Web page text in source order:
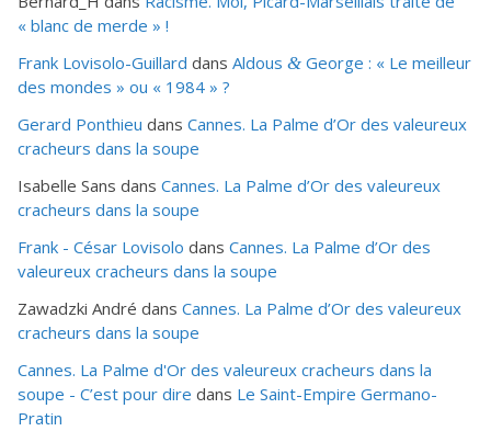
« blanc de merde » !
Frank Lovisolo-Guillard dans Aldous & George : « Le meilleur
des mondes » ou « 1984 » ?
Gerard Ponthieu dans Cannes. La Palme d’Or des valeureux
cracheurs dans la soupe
Isabelle Sans dans Cannes. La Palme d’Or des valeureux
cracheurs dans la soupe
Frank - César Lovisolo dans Cannes. La Palme d’Or des
valeureux cracheurs dans la soupe
Zawadzki André dans Cannes. La Palme d’Or des valeureux
cracheurs dans la soupe
Cannes. La Palme d'Or des valeureux cracheurs dans la
soupe - C’est pour dire dans Le Saint-Empire Germano-
Pratin